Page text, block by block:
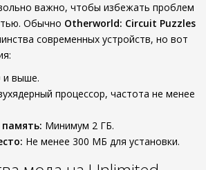
важно, чтобы избежать проблем
Обычно Otherworld: Circuit Puzzles
современных устройств, но вот
и выше.
процессор, частота не менее
Минимум 2 ГБ.
Не менее 300 МБ для установки.